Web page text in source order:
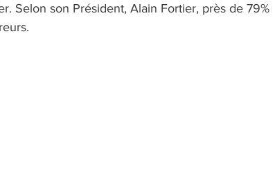
Selon son Président, Alain Fortier, près de 79%